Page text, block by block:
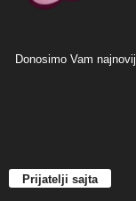
Donosimo Vam
Prijatelji sajta